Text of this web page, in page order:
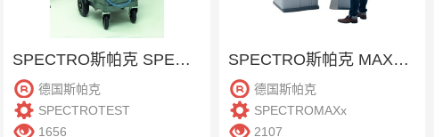
SPECTRO斯帕克 SPECTROTEST 直读光谱仪
德国斯帕克
SPECTROTEST
1656
SPECTRO斯帕克 MAXx型 直读光谱仪
德国斯帕克
SPECTROMAXx
2107